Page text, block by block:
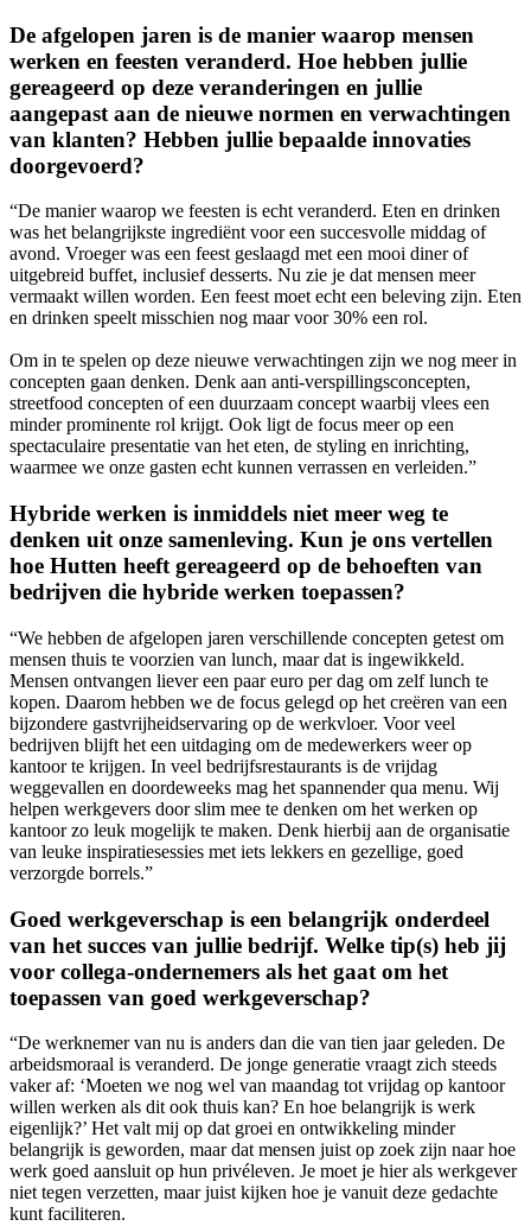
De afgelopen jaren is de manier waarop mensen
werken en feesten veranderd. Hoe hebben jullie
gereageerd op deze veranderingen en jullie
aangepast aan de nieuwe normen en verwachtingen
van klanten? Hebben jullie bepaalde innovaties
doorgevoerd?
“De manier waarop we feesten is echt veranderd. Eten en drinken
was het belangrijkste ingrediënt voor een succesvolle middag of
avond. Vroeger was een feest geslaagd met een mooi diner of
uitgebreid buffet, inclusief desserts. Nu zie je dat mensen meer
vermaakt willen worden. Een feest moet echt een beleving zijn. Eten
en drinken speelt misschien nog maar voor 30% een rol.
Om in te spelen op deze nieuwe verwachtingen zijn we nog meer in
concepten gaan denken. Denk aan anti-verspillingsconcepten,
streetfood concepten of een duurzaam concept waarbij vlees een
minder prominente rol krijgt. Ook ligt de focus meer op een
spectaculaire presentatie van het eten, de styling en inrichting,
waarmee we onze gasten echt kunnen verrassen en verleiden.”
Hybride werken is inmiddels niet meer weg te
denken uit onze samenleving. Kun je ons vertellen
hoe Hutten heeft gereageerd op de behoeften van
bedrijven die hybride werken toepassen?
“We hebben de afgelopen jaren verschillende concepten getest om
mensen thuis te voorzien van lunch, maar dat is ingewikkeld.
Mensen ontvangen liever een paar euro per dag om zelf lunch te
kopen. Daarom hebben we de focus gelegd op het creëren van een
bijzondere gastvrijheidservaring op de werkvloer. Voor veel
bedrijven blijft het een uitdaging om de medewerkers weer op
kantoor te krijgen. In veel bedrijfsrestaurants is de vrijdag
weggevallen en doordeweeks mag het spannender qua menu. Wij
helpen werkgevers door slim mee te denken om het werken op
kantoor zo leuk mogelijk te maken. Denk hierbij aan de organisatie
van leuke inspiratiesessies met iets lekkers en gezellige, goed
verzorgde borrels.”
Goed werkgeverschap is een belangrijk onderdeel
van het succes van jullie bedrijf. Welke tip(s) heb jij
voor collega-ondernemers als het gaat om het
toepassen van goed werkgeverschap?
“De werknemer van nu is anders dan die van tien jaar geleden. De
arbeidsmoraal is veranderd. De jonge generatie vraagt zich steeds
vaker af: ‘Moeten we nog wel van maandag tot vrijdag op kantoor
willen werken als dit ook thuis kan? En hoe belangrijk is werk
eigenlijk?’ Het valt mij op dat groei en ontwikkeling minder
belangrijk is geworden, maar dat mensen juist op zoek zijn naar hoe
werk goed aansluit op hun privéleven. Je moet je hier als werkgever
niet tegen verzetten, maar juist kijken hoe je vanuit deze gedachte
kunt faciliteren.